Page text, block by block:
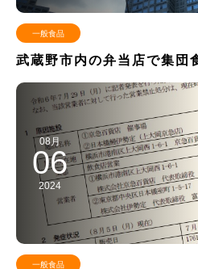
一般食品
武蔵野市内の弁当店で集
08月
06
2024
一般食品